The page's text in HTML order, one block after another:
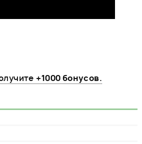
+1000 бонусов.